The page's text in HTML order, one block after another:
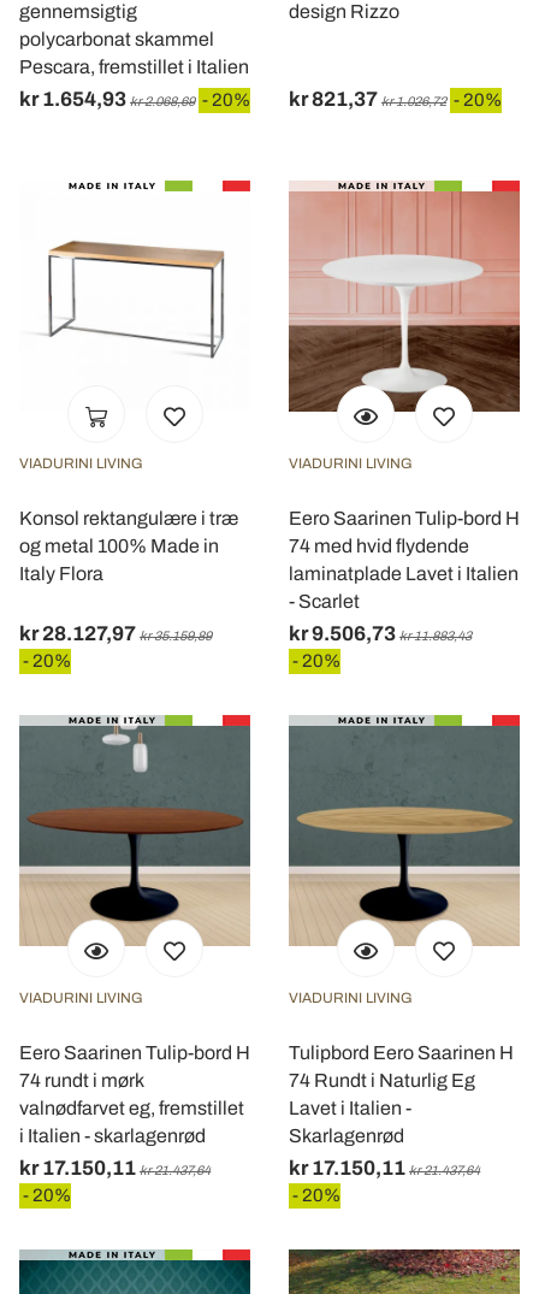
gennemsigtig
polycarbonat skammel
Pescara, fremstillet i Italien
kr 1.654,93 kr 2.068,69 - 20%
design Rizzo
kr 821,37 kr 1.026,72 - 20%
VIADURINI LIVING
Konsol rektangulære i træ
og metal 100% Made in
Italy Flora
kr 28.127,97 kr 35.159,89
- 20%
VIADURINI LIVING
Eero Saarinen Tulip-bord H
74 med hvid flydende
laminatplade Lavet i Italien
- Scarlet
kr 9.506,73 kr 11.883,43
- 20%
VIADURINI LIVING
Eero Saarinen Tulip-bord H
74 rundt i mørk
valnødfarvet eg, fremstillet
i Italien - skarlagenrød
kr 17.150,11 kr 21.437,64
- 20%
VIADURINI LIVING
Tulipbord Eero Saarinen H
74 Rundt i Naturlig Eg
Lavet i Italien -
Skarlagenrød
kr 17.150,11 kr 21.437,64
- 20%